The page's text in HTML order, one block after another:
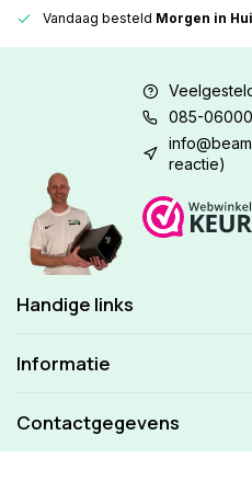
Vandaag besteld Morgen in
085-
reactie)
Handige links
Informatie
Contactgegevens